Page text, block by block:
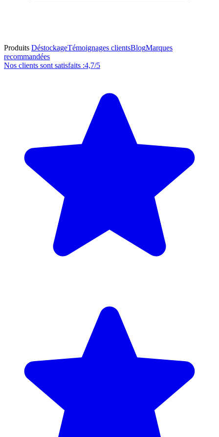
Produits DéstockageTémoignages clientsBlogMarques
recommandées
Nos clients sont satisfaits :4,7/5